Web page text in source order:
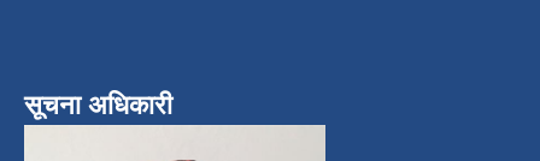
सूचना अधिकारी